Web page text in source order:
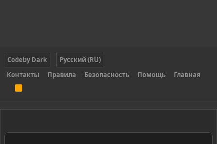
Codeby Dark
Русский (RU)
Контакты
Правила Безопасность Помощь Главная
S